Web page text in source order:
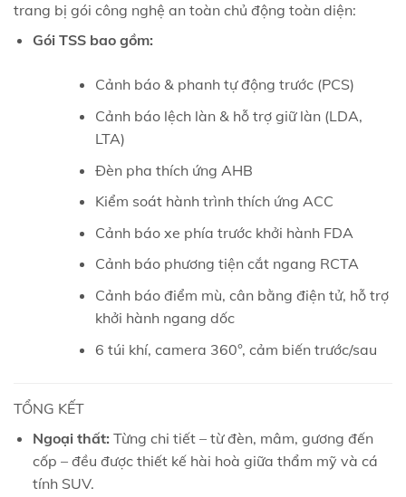
trang bị gói công nghệ an toàn chủ động toàn diện:
Gói TSS bao gồm:
Cảnh báo & phanh tự động trước (PCS)
Cảnh báo lệch làn & hỗ trợ giữ làn (LDA,
LTA)
Đèn pha thích ứng AHB
Kiểm soát hành trình thích ứng ACC
Cảnh báo xe phía trước khởi hành FDA
Cảnh báo phương tiện cắt ngang RCTA
Cảnh báo điểm mù, cân bằng điện tử, hỗ trợ
khởi hành ngang dốc
6 túi khí, camera 360°, cảm biến trước/sau
TỔNG KẾT
Ngoại thất:Từng chi tiết – từ đèn, mâm, gương đến
cốp – đều được thiết kế hài hoà giữa thẩm mỹ và cá
tính SUV.